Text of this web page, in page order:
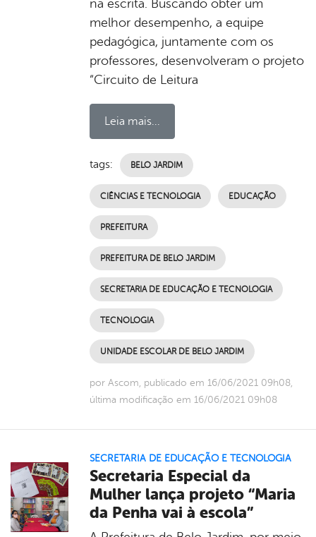
na escrita. Buscando obter um
melhor desempenho, a equipe
pedagógica, juntamente com os
professores, desenvolveram o projeto
“Circuito de Leitura
Leia mais...
tags: BELO JARDIM
CIÊNCIAS E TECNOLOGIA EDUCAÇÃO
PREFEITURA
PREFEITURA DE BELO JARDIM
SECRETARIA DE EDUCAÇÃO E TECNOLOGIA
TECNOLOGIA
UNIDADE ESCOLAR DE BELO JARDIM
por Ascom, publicado em 16/06/2021 09h08,
última modificação em 16/06/2021 09h08
SECRETARIA DE EDUCAÇÃO E TECNOLOGIA
Secretaria Especial da
Mulher lança projeto “Maria
da Penha vai à escola”